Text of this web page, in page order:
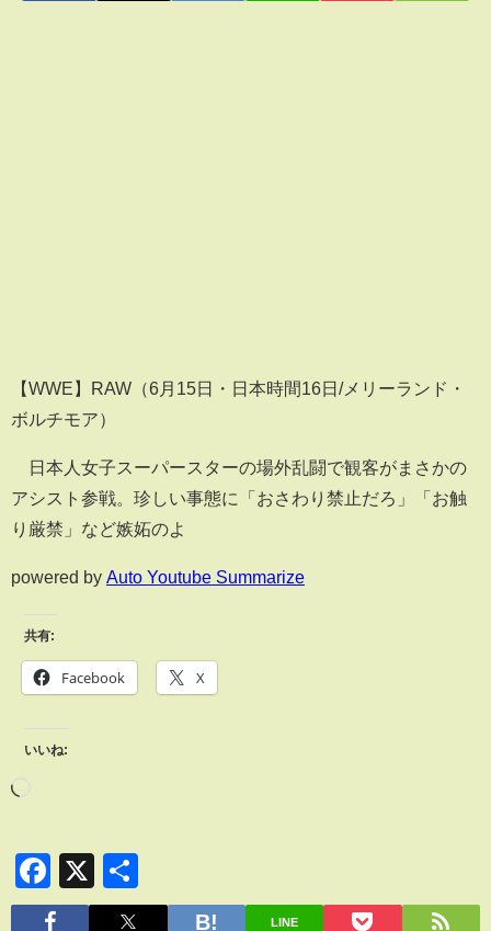
【WWE】RAW（6月15日・日本時間16日/メリーランド・
ボルチモア）
日本人女子スーパースターの場外乱闘で観客がまさかの
アシスト参戦。珍しい事態に「おさわり禁止だろ」「お触
り厳禁」など嫉妬のよ
powered by Auto Youtube Summarize
共有:
Facebook X
いいね:
Facebook
X
有
LINE